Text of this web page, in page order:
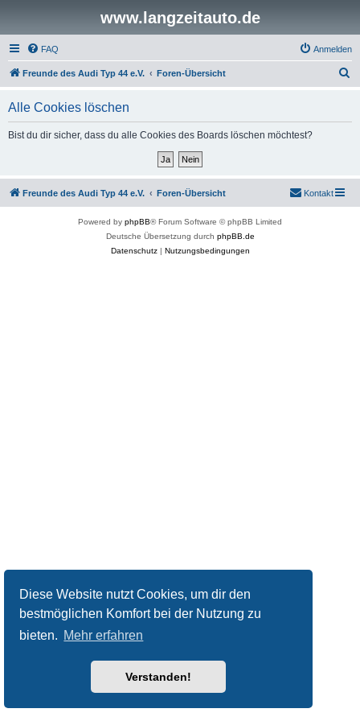
Diese Website nutzt Cookies, um dir den
bestmöglichen Komfort bei der Nutzung zu
bieten. Mehr erfahren
Verstanden!
www.langzeitauto.de
FAQ Anmelden
Freunde des Audi Typ 44 e.V. Foren-Übersicht
Alle Cookies löschen
Bist du dir sicher, dass du alle Cookies des Boards löschen möchtest?
Freunde des Audi Typ 44 e.V. Foren-Übersicht Kontakt
Powered by phpBB® Forum Software © phpBB Limited
Deutsche Übersetzung durch phpBB.de
Datenschutz| Nutzungsbedingungen